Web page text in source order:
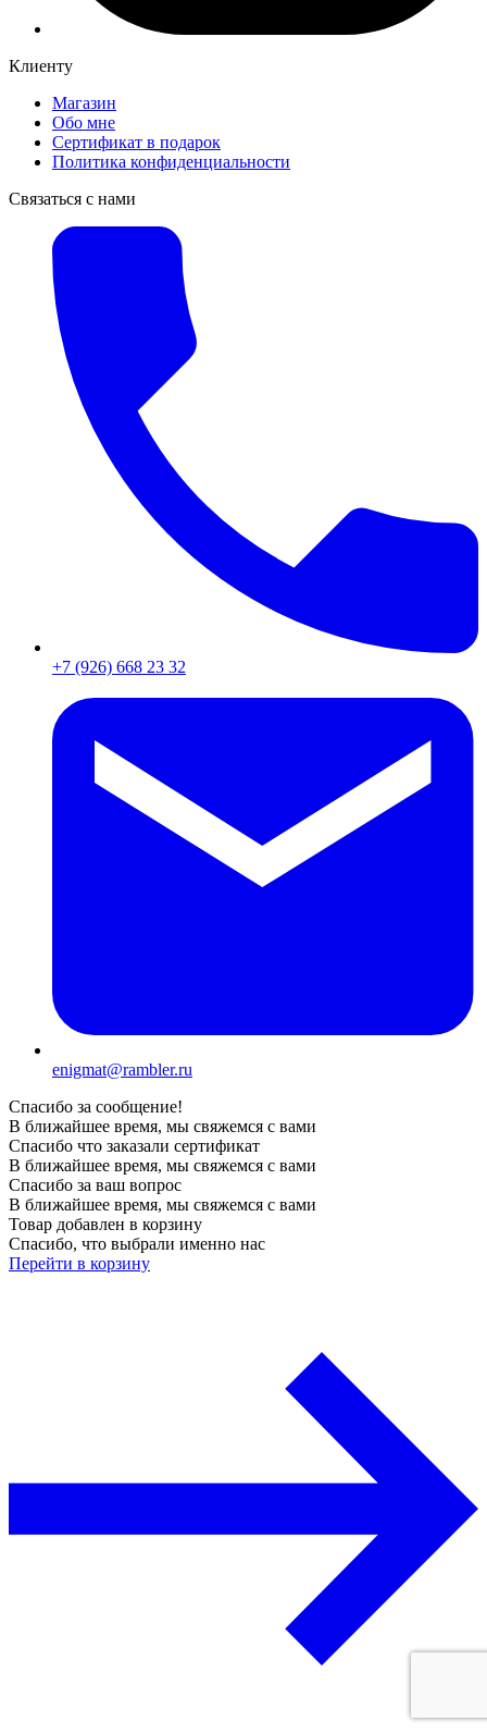
Клиенту
Магазин
Обо мне
Сертификат в подарок
Политика конфиденциальности
Связаться с нами
+7 (926) 668 23 32
enigmat@rambler.ru
Спасибо за сообщение!
В ближайшее время, мы свяжемся с вами
Спасибо что заказали сертификат
В ближайшее время, мы свяжемся с вами
Спасибо за ваш вопрос
В ближайшее время, мы свяжемся с вами
Товар добавлен в корзину
Спасибо, что выбрали именно нас
Перейти в корзину